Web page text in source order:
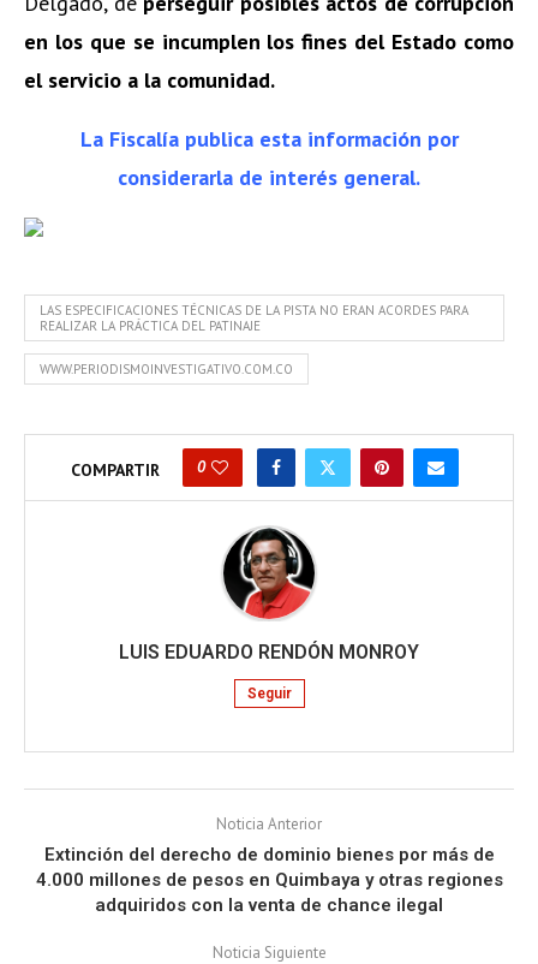
en los que se incumplen losfines del Estado como
el servicio a la comunidad.
La Fiscalía publica esta información por
considerarla de interés general.
LAS ESPECIFICACIONES TÉCNICAS DE LA PISTA NO ERAN ACORDES PARA
REALIZAR LA PRÁCTICA DEL PATINAJE
WWW.PERIODISMOINVESTIGATIVO.COM.CO
COMPARTIR 0
LUIS EDUARDO RENDÓN MONROY
Seguir
Noticia Anterior
Extinción del derecho de dominio bienes por más de
4.000 millones de pesos en Quimbaya y otras regiones
adquiridos con la venta de chance ilegal
Noticia Siguiente